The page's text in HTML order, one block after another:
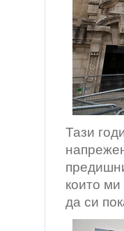
Тази
които
да си